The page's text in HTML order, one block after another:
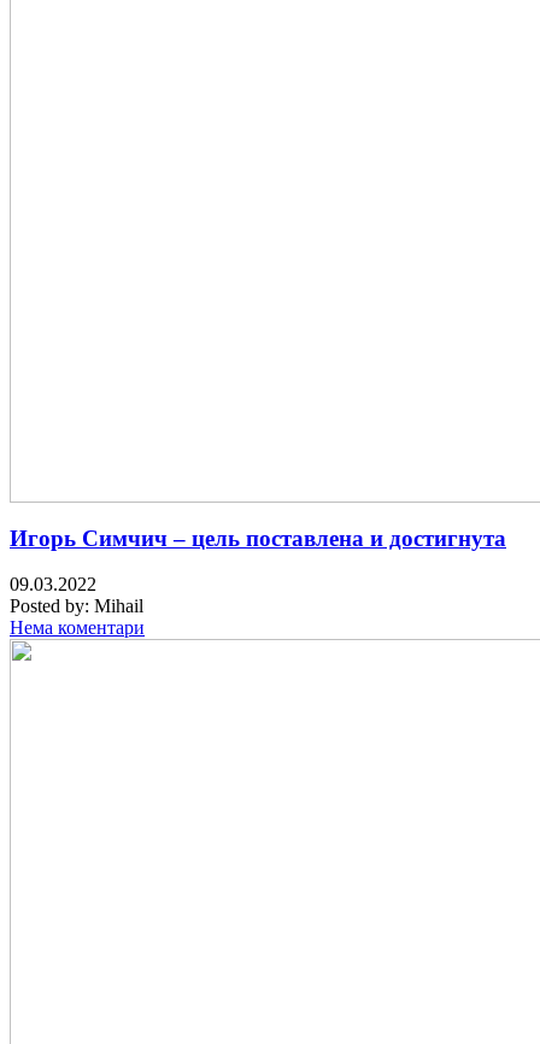
Игорь Симчич – цель поставлена и достигнута
09.03.2022
Posted by: Mihail
Нема коментари